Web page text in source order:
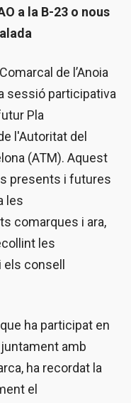
a la B-23 o nous
de l’Anoia
sessió participativa
Pla
l'Autoritat del
(ATM). Aquest
presents i futures
les
comarques i ara,
les
consell
ha participat en
amb
ha recordat la
el